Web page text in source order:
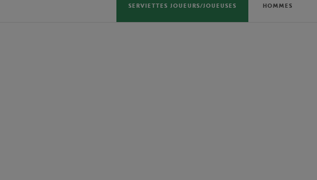
SERVIETTES JOUEURS/JOUEUSES HOMMES